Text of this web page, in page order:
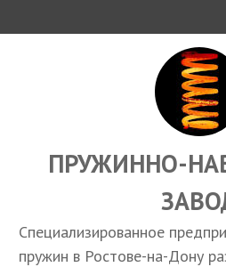
КАЛЬКУЛЯТОР
Ростов-на-
ПРУЖИННО-
Специализированное
пружин в Ростове-на-Дону